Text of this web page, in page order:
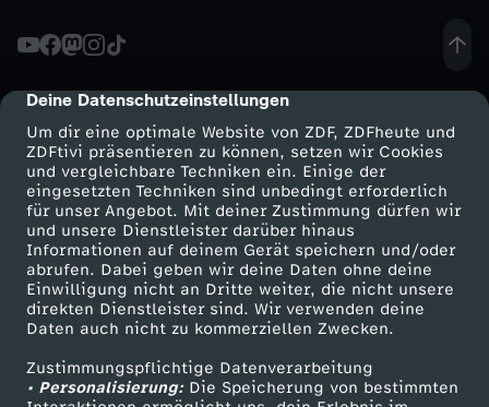
cmp-dialog-description
Deine Datenschutzeinstellungen
Um dir eine optimale Website von ZDF, ZDFheute und
ZDFtivi präsentieren zu können, setzen wir Cookies
und vergleichbare Techniken ein. Einige der
eingesetzten Techniken sind unbedingt erforderlich
für unser Angebot. Mit deiner Zustimmung dürfen wir
und unsere Dienstleister darüber hinaus
Informationen auf deinem Gerät speichern und/oder
abrufen. Dabei geben wir deine Daten ohne deine
Einwilligung nicht an Dritte weiter, die nicht unsere
direkten Dienstleister sind. Wir verwenden deine
Daten auch nicht zu kommerziellen Zwecken.
Zustimmungspflichtige Datenverarbeitung
• Personalisierung:Die Speicherung von bestimmten
f
.
F
i
s
c
h
Mehr ZDF
ZDF-Apps
Smart TV
ZDFtext
Livestreams
Sendungen A-Z
Service
ZDFmitreden
Kontakt zum ZDF
Tickets
Zuschauerservice
Hilfe